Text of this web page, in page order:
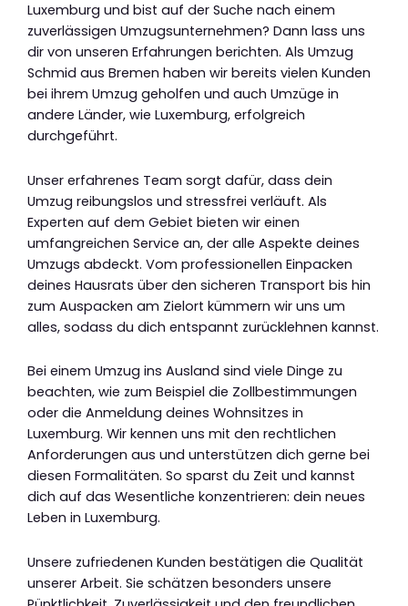
Luxemburg und bist auf der Suche nach einem
zuverlässigen Umzugsunternehmen? Dann lass uns
dir von unseren Erfahrungen berichten. Als Umzug
Schmid aus Bremen haben wir bereits vielen Kunden
bei ihrem Umzug geholfen und auch Umzüge in
andere Länder, wie Luxemburg, erfolgreich
durchgeführt.
Unser erfahrenes Team sorgt dafür, dass dein
Umzug reibungslos und stressfrei verläuft. Als
Experten auf dem Gebiet bieten wir einen
umfangreichen Service an, der alle Aspekte deines
Umzugs abdeckt. Vom professionellen Einpacken
deines Hausrats über den sicheren Transport bis hin
zum Auspacken am Zielort kümmern wir uns um
alles, sodass du dich entspannt zurücklehnen kannst.
Bei einem Umzug ins Ausland sind viele Dinge zu
beachten, wie zum Beispiel die Zollbestimmungen
oder die Anmeldung deines Wohnsitzes in
Luxemburg. Wir kennen uns mit den rechtlichen
Anforderungen aus und unterstützen dich gerne bei
diesen Formalitäten. So sparst du Zeit und kannst
dich auf das Wesentliche konzentrieren: dein neues
Leben in Luxemburg.
Unsere zufriedenen Kunden bestätigen die Qualität
unserer Arbeit. Sie schätzen besonders unsere